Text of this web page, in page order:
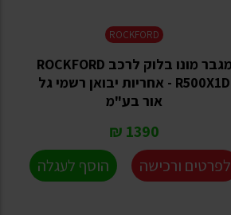
ROCKFORD
מגבר מונו בלוק לרכב ROCKFORD
R500X1D - אחריות יבואן רשמי גל
אור בע"מ
1390 ₪
לפרטים ורכישה
הוסף לעגלה